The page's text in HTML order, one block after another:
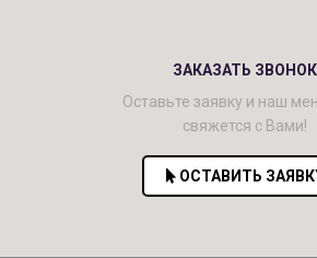
ЗАКАЗАТЬ ЗВОНОК
Оставьте заявку и наш
свяжется с Вами!
ОСТАВИТЬ